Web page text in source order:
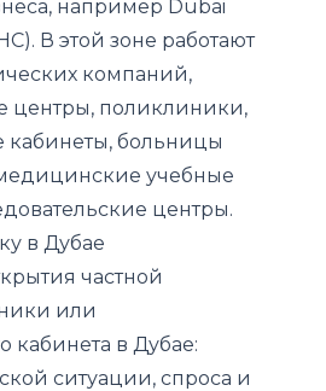
например Dubai
В этой зоне работают
компаний,
центры, поликлиники,
кабинеты, больницы
учебные
центры.
в Дубае
частной
или
кабинета в Дубае:
ситуации, спроса и